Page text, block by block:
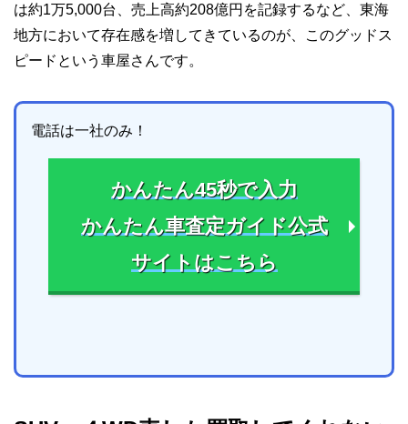
は約1万5,000台、売上高約208億円を記録するなど、東海
地方において存在感を増してきているのが、このグッドス
ピードという車屋さんです。
電話は一社のみ！
かんたん45秒で入力
かんたん車査定ガイド公式
サイトはこちら